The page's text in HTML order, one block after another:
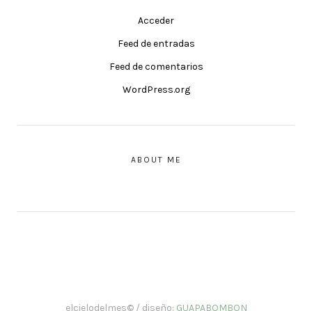
Acceder
Feed de entradas
Feed de comentarios
WordPress.org
ABOUT ME
elcielodelmes© / diseño: GUAPABOMBON